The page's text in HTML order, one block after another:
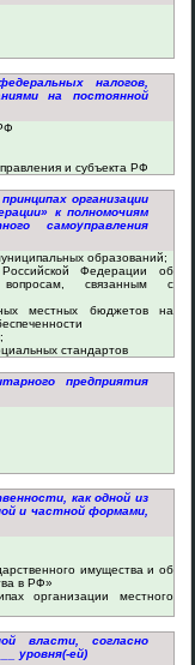
налогов,
на постоянной
и субъекта РФ
организации
к полномочиям
самоуправления
образований;
Федерации об
вопросам, связанным с
местных бюджетов на
стандартов
предприятия
как одной из
и частной формами,
имущества и об
в РФ»
организации местного
власти, согласно
уровня(-ей)